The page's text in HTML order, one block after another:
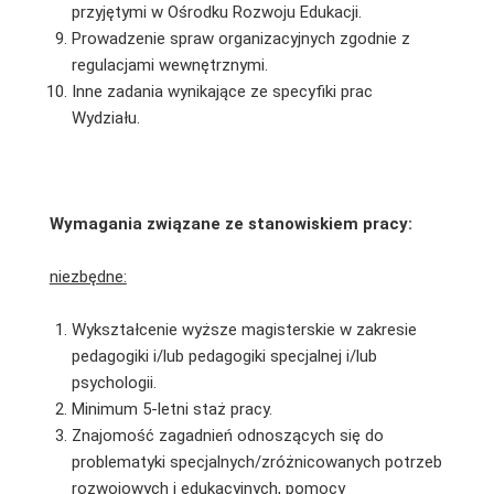
przyjętymi w Ośrodku Rozwoju Edukacji.
Prowadzenie spraw organizacyjnych zgodnie z
regulacjami wewnętrznymi.
Inne zadania wynikające ze specyfiki prac
Wydziału.
Wymagania związane ze stanowiskiem pracy:
niezbędne:
Wykształcenie wyższe magisterskie w zakresie
pedagogiki i/lub pedagogiki specjalnej i/lub
psychologii.
Minimum 5-letni staż pracy.
Znajomość zagadnień odnoszących się do
problematyki specjalnych/zróżnicowanych potrzeb
rozwojowych i edukacyjnych, pomocy